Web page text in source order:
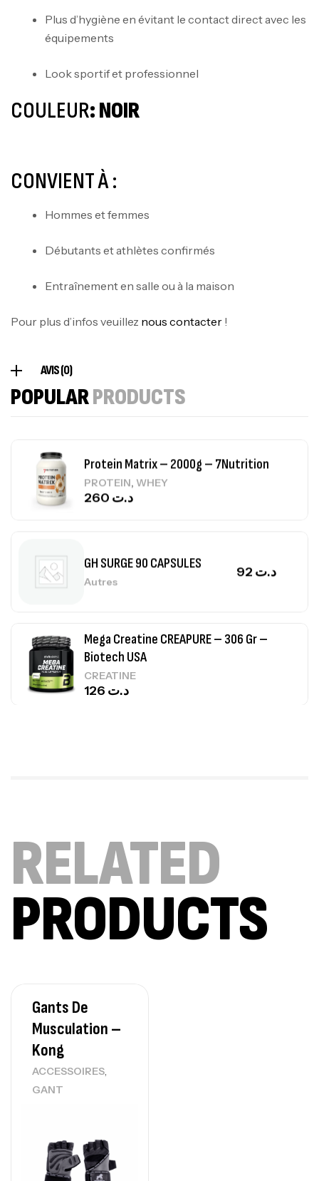
Plus d’hygiène en évitant le contact direct avec les
équipements
Look sportif et professionnel
COULEUR: NOIR
CONVIENT À :
Hommes et femmes
Débutants et athlètes confirmés
Entraînement en salle ou à la maison
Pour plus d’infos veuillez nous contacter !
AVIS (0)
POPULARPRODUCTS
Mega Creatine CREAPURE – 306 Gr –
Biotech USA
CREATINE
100% Pure Whey – 2,27kg – BIOTECHUSA
د.ت269
Omega 3 – 100 Gélules – Scitec Nutrition
CREATINE
Protein Matrix – 2000g – 7Nutrition
PROTEIN, WHEY
د.ت
GH SURGE 90 CAPSULES
Autres
د.ت
Mega Creatine CREAPURE – 306 Gr –
Biotech USA
CREATINE
د.ت
Autres
د.ت84
Creatine (CreapureⓇ) – 500g –
7Nutrition
Protein Matrix – 2000g – 7Nutrition
PROTEIN
RELATED
PRODUCTS
Gants De
Musculation –
Kong
ACCESSOIRES,
GANT